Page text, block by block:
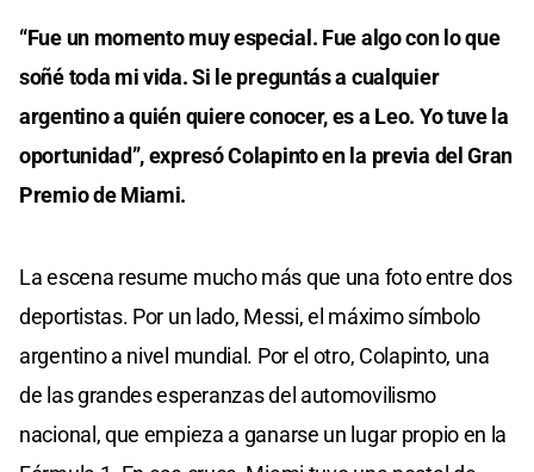
“Fue un momento muy especial. Fue algo con lo que
soñé toda mi vida. Si le preguntás a cualquier
argentino a quién quiere conocer, es a Leo. Yo tuve la
oportunidad”, expresó Colapinto en la previa del Gran
Premio de Miami.
La escena resume mucho más que una foto entre dos
deportistas. Por un lado, Messi, el máximo símbolo
argentino a nivel mundial. Por el otro, Colapinto, una
de las grandes esperanzas del automovilismo
nacional, que empieza a ganarse un lugar propio en la